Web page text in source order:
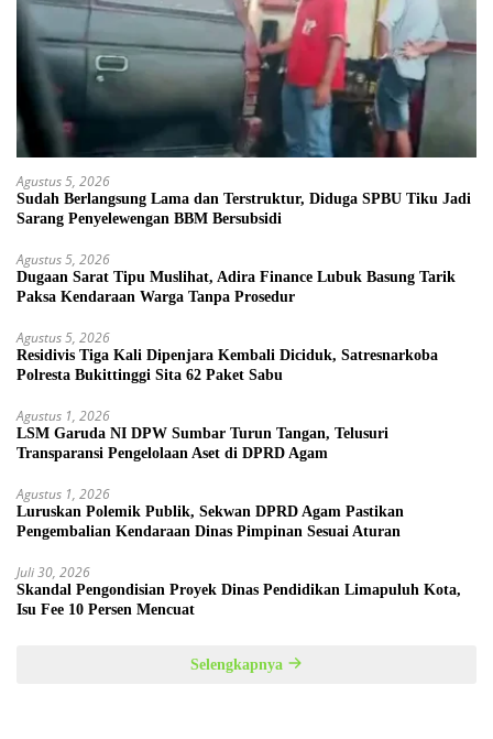
Agustus 5, 2026
Sudah Berlangsung Lama dan Terstruktur, Diduga SPBU Tiku Jadi
Sarang Penyelewengan BBM Bersubsidi
Agustus 5, 2026
Dugaan Sarat Tipu Muslihat, Adira Finance Lubuk Basung Tarik
Paksa Kendaraan Warga Tanpa Prosedur
Agustus 5, 2026
Residivis Tiga Kali Dipenjara Kembali Diciduk, Satresnarkoba
Polresta Bukittinggi Sita 62 Paket Sabu
Agustus 1, 2026
LSM Garuda NI DPW Sumbar Turun Tangan, Telusuri
Transparansi Pengelolaan Aset di DPRD Agam
Agustus 1, 2026
Luruskan Polemik Publik, Sekwan DPRD Agam Pastikan
Pengembalian Kendaraan Dinas Pimpinan Sesuai Aturan
Juli 30, 2026
Skandal Pengondisian Proyek Dinas Pendidikan Limapuluh Kota,
Isu Fee 10 Persen Mencuat
Selengkapnya